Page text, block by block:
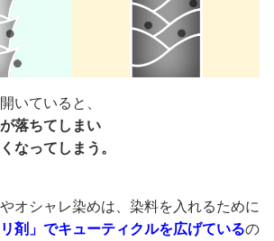
いていると、
落ちてしまい
なってしまう。
オシャレ染めは、染料を入れるために
剤」でキューティクルを広げているの